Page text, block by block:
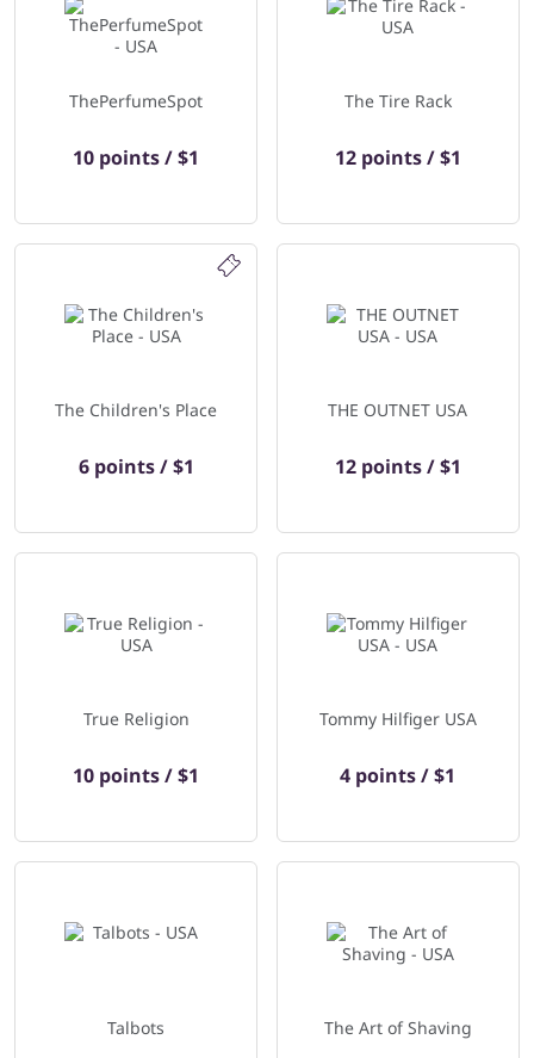
ThePerfumeSpot
10 points / $1
The Tire Rack
12 points / $1
The Children's Place
6 points / $1
THE OUTNET USA
12 points / $1
True Religion
10 points / $1
Tommy Hilfiger USA
4 points / $1
Talbots The Art of Shaving